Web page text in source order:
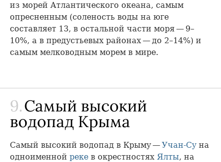
из морей Атлантического океана, самым
опресненным (соленость воды на юге
составляет 13, в остальной части моря — 9–
10%, а в предустьевых районах — до 2–14%) и
самым мелководным морем в мире.
9.Самый высокий
водопад Крыма
Самый высокий водопад в Крыму —Учан-Суна
одноименной реке в окрестностях Ялты, на